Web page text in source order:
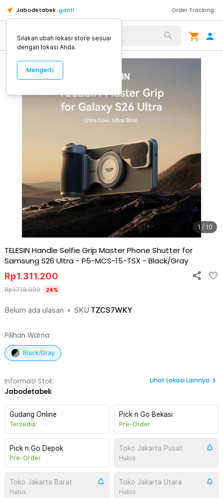
Jabodetabek ganti Order Tracking
Alat Kopi
1 / 10
TELESIN Handle Selfie Grip Master Phone Shutter for
Samsung S26 Ultra - P5-MCS-15-TSX - Black/Gray
Belum ada ulasan • SKU TZCS7WKY
Rp1.311.200
Rp1.718.900 24%
Pilihan Warna:
Black/Gray
Informasi Stok:
Jabodetabek
Lihat Lokasi Lainnya
Gudang Online
Tersedia
Pick n Go Bekasi
Pre-Order
Pick n Go Depok
Pre-Order
Toko Jakarta Pusat
Habis
Toko Jakarta Barat
Habis
Toko Jakarta Utara
Habis
Silakan ubah lokasi store sesuai
dengan lokasi Anda.
Mengerti